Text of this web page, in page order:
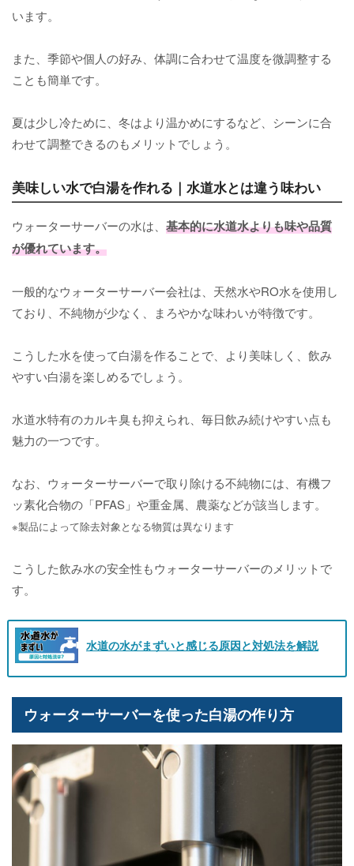
います。
また、季節や個人の好み、体調に合わせて温度を微調整する
ことも簡単です。
夏は少し冷ために、冬はより温かめにするなど、シーンに合
わせて調整できるのもメリットでしょう。
美味しい水で白湯を作れる｜水道水とは違う味わい
ウォーターサーバーの水は、 基本的に水道水よりも味や品質
が優れています。
一般的なウォーターサーバー会社は、天然水やRO水を使用し
ており、不純物が少なく、まろやかな味わいが特徴です。
こうした水を使って白湯を作ることで、より美味しく、飲み
やすい白湯を楽しめるでしょう。
水道水特有のカルキ臭も抑えられ、毎日飲み続けやすい点も
魅力の一つです。
なお、ウォーターサーバーで取り除ける不純物には、有機フ
ッ素化合物の「PFAS」や重金属、農薬などが該当します。
※製品によって除去対象となる物質は異なります
こうした飲み水の安全性もウォーターサーバーのメリットで
す。
水道の水がまずいと感じる原因と対処法を解説
ウォーターサーバーを使った白湯の作り方